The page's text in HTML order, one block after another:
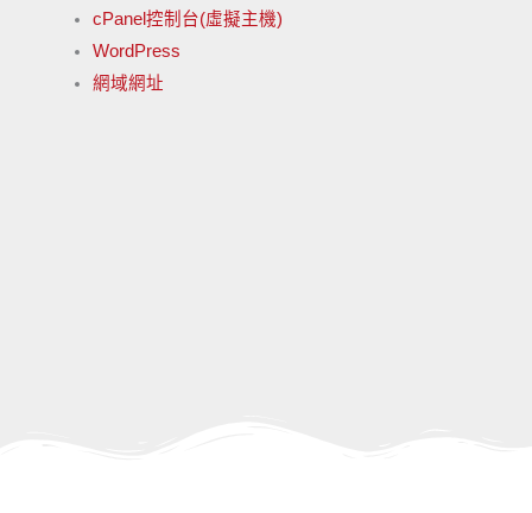
cPanel控制台(虛擬主機)
WordPress
網域網址